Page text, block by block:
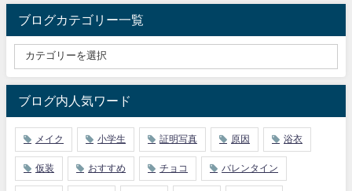
ブログカテゴリー一覧
ブログ内人気ワード
メイク 小学生 証明写真 原因 浴衣
仮装 おすすめ チョコ バレンタイン